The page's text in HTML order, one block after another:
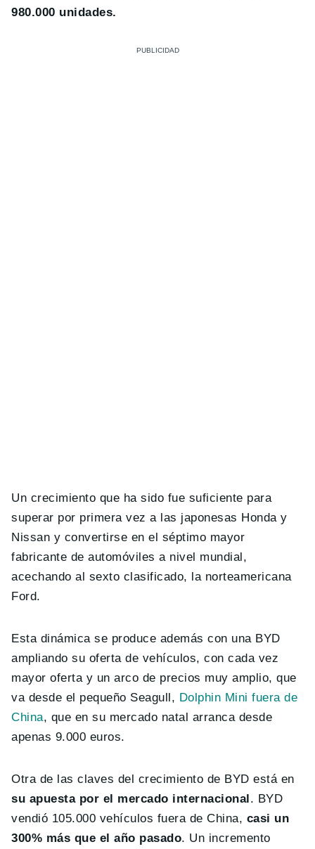
980.000 unidades.
Un crecimiento que ha sido fue suficiente para
superar por primera vez a las japonesas Honda y
Nissan y convertirse en el séptimo mayor
fabricante de automóviles a nivel mundial,
acechando al sexto clasificado, la norteamericana
Ford.
Esta dinámica se produce además con una BYD
ampliando su oferta de vehículos, con cada vez
mayor oferta y un arco de precios muy amplio, que
va desde el pequeño Seagull, Dolphin Mini fuera de
China, que en su mercado natal arranca desde
apenas 9.000 euros.
Otra de las claves del crecimiento de BYD está en
su apuesta por el mercado internacional. BYD
vendió 105.000 vehículos fuera de China, casi un
300% más que el año pasado. Un incremento